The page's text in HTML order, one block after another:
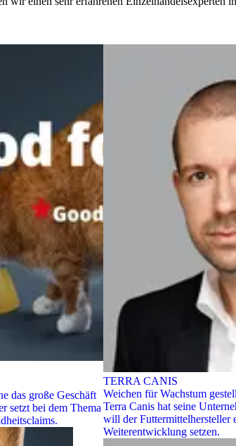
das große Geschäft
setzt bei dem Thema
TERRA CANIS
Weichen für Wachstum
Terra Canis hat seine
will der Futtermittelhersteller
Weiterentwicklung setzen.